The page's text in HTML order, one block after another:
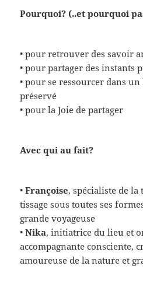
Pourquoi? (..et pourquoi
• pour retrouver des savoir
• pour partager des instants
• pour se ressourcer dans
préservé
• pour la Joie de partager
Avec qui au fait?
•Françoise, spécialiste de
tissage sous toutes ses
grande voyageuse
•Nika, initiatrice du lieu et
accompagnante consciente,
amoureuse de la nature et